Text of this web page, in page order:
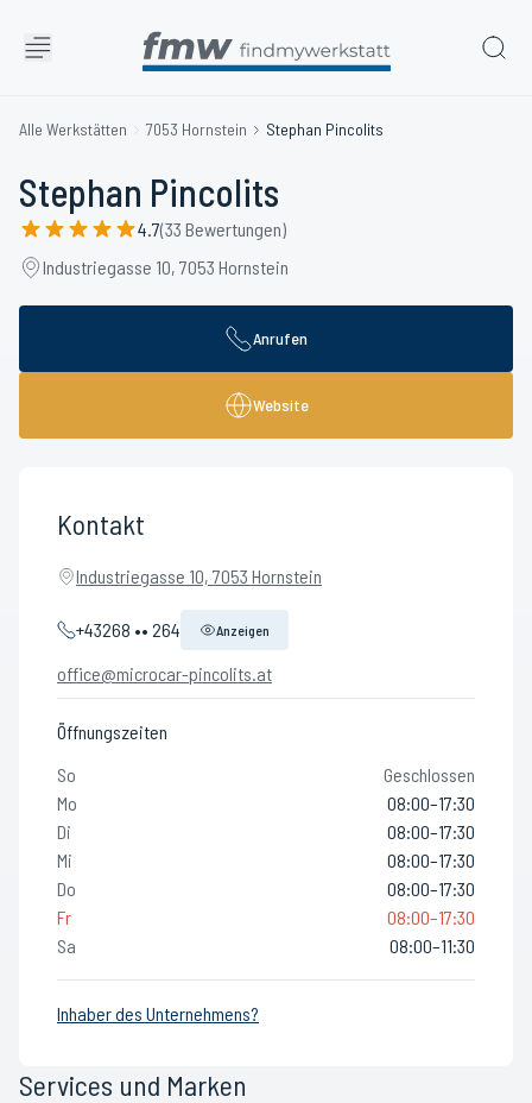
Alle Werkstätten 7053 Hornstein Stephan Pincolits
Stephan Pincolits
4.7(33 Bewertungen)
Industriegasse 10, 7053 Hornstein
Anrufen
Website
Kontakt
Industriegasse 10, 7053 Hornstein
+43268 •• 264 Anzeigen
office@microcar-pincolits.at
Öffnungszeiten
So
Geschlossen
Mo
08:00–17:30
Di
08:00–17:30
Mi
08:00–17:30
Do
08:00–17:30
Fr
08:00–17:30
Sa
08:00–11:30
Inhaber des Unternehmens?
Services und Marken